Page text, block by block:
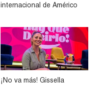
internacional de Américo
¡No va más! Gissella